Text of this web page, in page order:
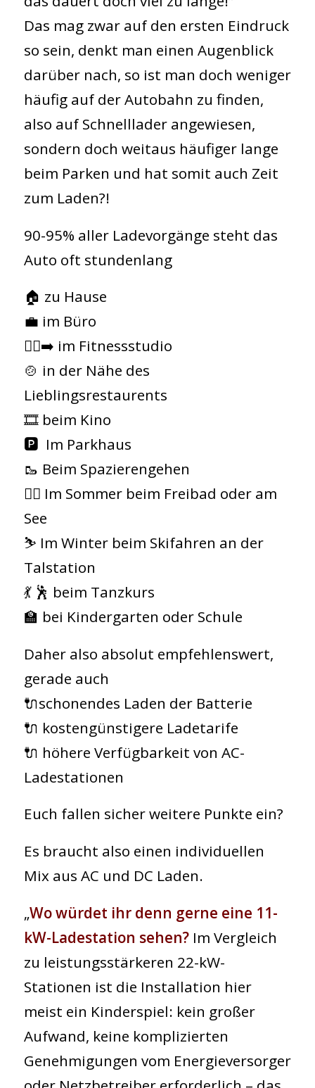
Das mag zwar auf den ersten Eindruck
so sein, denkt man einen Augenblick
darüber nach, so ist man doch weniger
häufig auf der Autobahn zu finden,
also auf Schnelllader angewiesen,
sondern doch weitaus häufiger lange
beim Parken und hat somit auch Zeit
zum Laden?!
90-95% aller Ladevorgänge steht das
Auto oft stundenlang
🏠 zu Hause
💼 im Büro
🏃‍♀️‍➡️ im Fitnessstudio
🍲 in der Nähe des
Lieblingsrestaurents
🎞️ beim Kino
🅿️ Im Parkhaus
🥾 Beim Spazierengehen
🏊‍♀️ Im Sommer beim Freibad oder am
See
⛷️ Im Winter beim Skifahren an der
Talstation
💃 🕺 beim Tanzkurs
🏫 bei Kindergarten oder Schule
Daher also absolut empfehlenswert,
gerade auch
🔌schonendes Laden der Batterie
🔌 kostengünstigere Ladetarife
🔌 höhere Verfügbarkeit von AC-
Ladestationen
Euch fallen sicher weitere Punkte ein?
Es braucht also einen individuellen
Mix aus AC und DC Laden.
„Wo würdet ihr denn gerne eine 11-
kW-Ladestation sehen?Im Vergleich
zu leistungsstärkeren 22-kW-
Stationen ist die Installation hier
meist ein Kinderspiel: kein großer
Aufwand, keine komplizierten
Genehmigungen vom Energieversorger